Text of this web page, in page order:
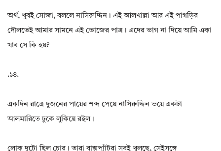
অর্থ, খুবই সোজা, বললে নাসিরুদ্দিন। এই আলখাল্লা আর এই পাগড়ির
দৌলতেই আমার সামনে এই ভোজের পাত্র। এদের ভাগ না দিয়ে আমি একা
খাব সে কি হয়?
.১৪.
একদিন রাত্রে দুজনের পায়ের শব্দ পেয়ে নাসিরুদ্দিন ভয়ে একটা
আলমারিতে ঢুকে লুকিয়ে রইল।
লোক দুটো ছিল চোর। তারা বাক্সপ্যাঁটরা সবই খুলছে, সেইসঙ্গে